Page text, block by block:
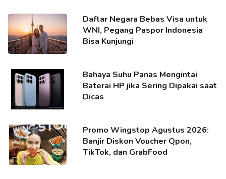
Daftar Negara Bebas Visa untuk
WNI, Pegang Paspor Indonesia
Bisa Kunjungi
Bahaya Suhu Panas Mengintai
Baterai HP jika Sering Dipakai saat
Dicas
Promo Wingstop Agustus 2026:
Banjir Diskon Voucher Qpon,
TikTok, dan GrabFood